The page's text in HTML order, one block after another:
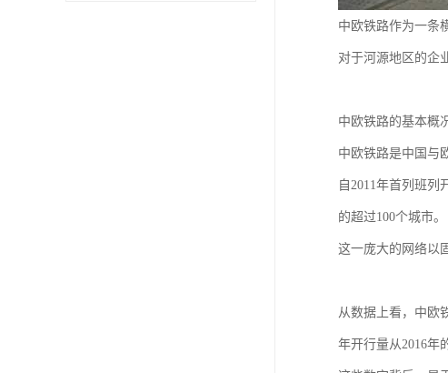
中欧铁路作为一条
对于河源地区的企
中欧铁路的基本概
中欧铁路是中国与
自2011年首列班列
的超过100个城市。
这一庞大的网络以
从数据上看，中欧
年开行量从2016年